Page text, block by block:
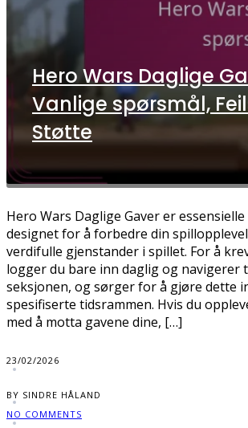
Hero Wars Daglige
Vanlige spørsmål,
Støtte
Hero Wars Daglige Gaver er
designet for å forbedre din
verdifulle gjenstander i spillet. For å
logger du bare inn daglig og navigerer
seksjonen, og sørger for å gjøre dette
spesifiserte tidsrammen. Hvis du
med å motta gavene dine, […]
23/02/2026
BY SINDRE HÅLAND
NO COMMENTS